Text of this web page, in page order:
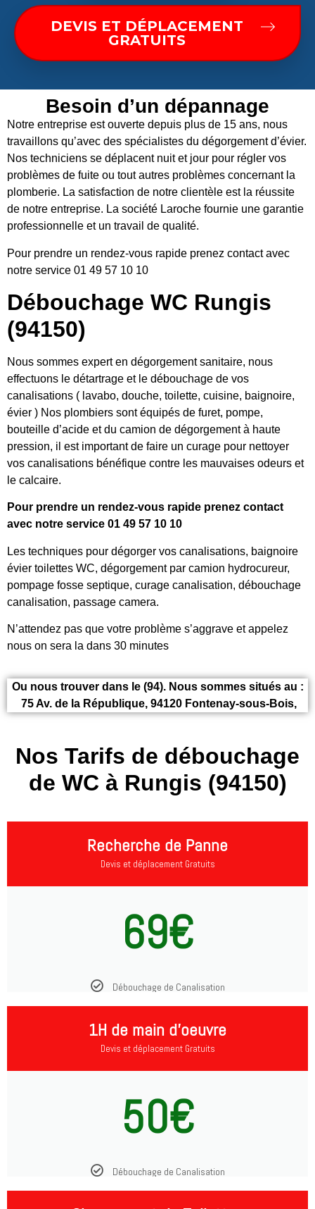
DEVIS ET DÉPLACEMENT
GRATUITS
Besoin d’un dépannage
Notre entreprise est ouverte depuis plus de 15 ans, nous
travaillons qu’avec des spécialistes du dégorgement d’évier.
Nos techniciens se déplacent nuit et jour pour régler vos
problèmes de fuite ou tout autres problèmes concernant la
plomberie. La satisfaction de notre clientèle est la réussite
de notre entreprise. La société Laroche fournie une garantie
professionnelle et un travail de qualité.
Pour prendre un rendez-vous rapide prenez contact avec
notre service 01 49 57 10 10
Débouchage WC Rungis
(94150)
Nous sommes expert en dégorgement sanitaire, nous
effectuons le détartrage et le débouchage de vos
canalisations ( lavabo, douche, toilette, cuisine, baignoire,
évier ) Nos plombiers sont équipés de furet, pompe,
bouteille d’acide et du camion de dégorgement à haute
pression, il est important de faire un curage pour nettoyer
vos canalisations bénéfique contre les mauvaises odeurs et
le calcaire.
Pour prendre un rendez-vous rapide prenez contact
avec notre service 01 49 57 10 10
Les techniques pour dégorger vos canalisations, baignoire
évier toilettes WC, dégorgement par camion hydrocureur,
pompage fosse septique, curage canalisation, débouchage
canalisation, passage camera.
N’attendez pas que votre problème s’aggrave et appelez
nous on sera la dans 30 minutes
Ou nous trouver dans le (94). Nous sommes situés au :
75 Av. de la République, 94120 Fontenay-sous-Bois,
Nos Tarifs de débouchage
de WC à Rungis (94150)
Recherche de Panne
Devis et déplacement Gratuits
69€
Débouchage de Canalisation
1H de main d'oeuvre
Devis et déplacement Gratuits
50€
Débouchage de Canalisation